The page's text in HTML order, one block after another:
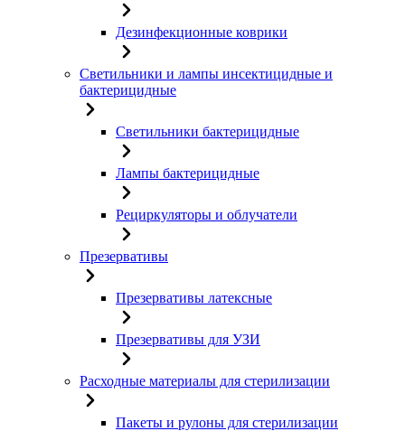
Дезинфекционные коврики
Светильники и лампы инсектицидные и
бактерицидные
Светильники бактерицидные
Лампы бактерицидные
Рециркуляторы и облучатели
Презервативы
Презервативы латексные
Презервативы для УЗИ
Расходные материалы для стерилизации
Пакеты и рулоны для стерилизации